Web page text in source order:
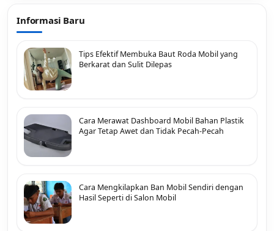
Informasi Baru
Tips Efektif Membuka Baut Roda Mobil yang
Berkarat dan Sulit Dilepas
Cara Merawat Dashboard Mobil Bahan Plastik
Agar Tetap Awet dan Tidak Pecah-Pecah
Cara Mengkilapkan Ban Mobil Sendiri dengan
Hasil Seperti di Salon Mobil